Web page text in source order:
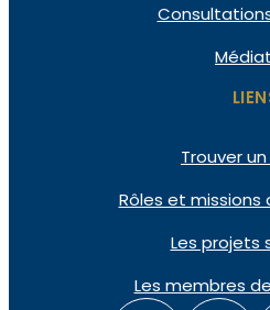
Trouver
Rôles et missions
Les projets
Les membres